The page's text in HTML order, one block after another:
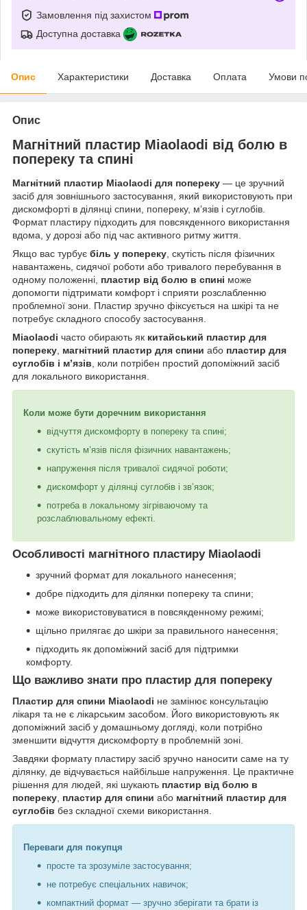
Замовлення під захистом
Доступна доставка
Опис Характеристики Доставка Оплата Умови
Опис
Магнітний пластир Miaolaodi від болю в
попереку та спині
Магнітний пластир Miaolaodi для попереку — це зручний
засіб для зовнішнього застосування, який використовують при
дискомфорті в ділянці спини, попереку, м’язів і суглобів.
Формат пластиру підходить для повсякденного використання
вдома, у дорозі або під час активного ритму життя.
Якщо вас турбує біль у попереку, скутість після фізичних
навантажень, сидячої роботи або тривалого перебування в
одному положенні, пластир від болю в спині може
допомогти підтримати комфорт і сприяти розслабленню
проблемної зони. Пластир зручно фіксується на шкірі та не
потребує складного способу застосування.
Miaolaodi часто обирають як китайський пластир для
попереку, магнітний пластир для спини або пластир для
суглобів і м’язів, коли потрібен простий допоміжний засіб
для локального використання.
Коли може бути доречним використання
відчуття дискомфорту в попереку та спині;
скутість м’язів після фізичних навантажень;
напруження після тривалої сидячої роботи;
дискомфорт у ділянці суглобів і зв’язок;
потреба в локальному зігріваючому та
розслаблювальному ефекті.
Особливості магнітного пластиру Miaolaodi
зручний формат для локального нанесення;
добре підходить для ділянки попереку та спини;
може використовуватися в повсякденному режимі;
щільно прилягає до шкіри за правильного нанесення;
підходить як допоміжний засіб для підтримки
комфорту.
Що важливо знати про пластир для попереку
Пластир для спини Miaolaodi не замінює консультацію
лікаря та не є лікарським засобом. Його використовують як
допоміжний засіб у домашньому догляді, коли потрібно
зменшити відчуття дискомфорту в проблемній зоні.
Завдяки формату пластиру засіб зручно наносити саме на ту
ділянку, де відчувається найбільше напруження. Це практичне
рішення для людей, які шукають пластир від болю в
попереку пластир для спини або магнітний пластир для
суглобів без складної схеми використання.
Переваги для покупця
просте та зрозуміле застосування;
не потребує спеціальних навичок;
компактний формат — зручно зберігати та брати із